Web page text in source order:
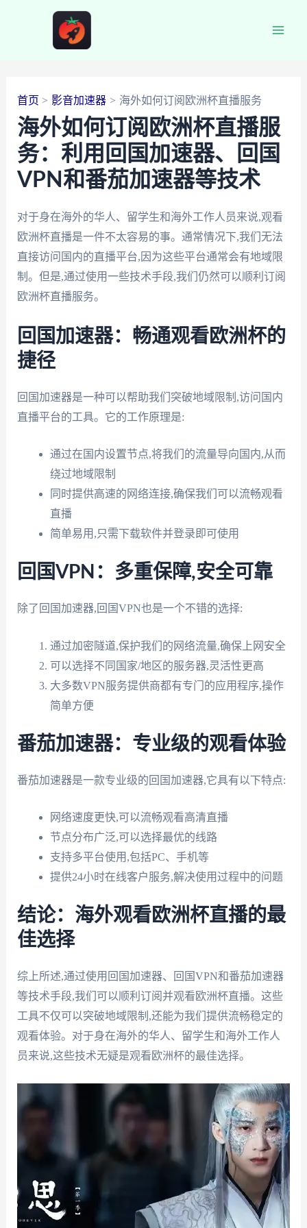
首页 影音加速器 海外如何订阅欧洲杯直播服务
海外如何订阅欧洲杯直播服
务：利用回国加速器、回国
VPN和番茄加速器等技术
对于身在海外的华人、留学生和海外工作人员来说,观看
欧洲杯直播是一件不太容易的事。通常情况下,我们无法
直接访问国内的直播平台,因为这些平台通常会有地域限
制。但是,通过使用一些技术手段,我们仍然可以顺利订阅
欧洲杯直播服务。
回国加速器：畅通观看欧洲杯的
捷径
回国加速器是一种可以帮助我们突破地域限制,访问国内
直播平台的工具。它的工作原理是:
通过在国内设置节点,将我们的流量导向国内,从而
绕过地域限制
同时提供高速的网络连接,确保我们可以流畅观看
直播
简单易用,只需下载软件并登录即可使用
回国VPN：多重保障,安全可靠
除了回国加速器,回国VPN也是一个不错的选择:
通过加密隧道,保护我们的网络流量,确保上网安全
可以选择不同国家/地区的服务器,灵活性更高
大多数VPN服务提供商都有专门的应用程序,操作
简单方便
番茄加速器：专业级的观看体验
番茄加速器是一款专业级的回国加速器,它具有以下特点:
网络速度更快,可以流畅观看高清直播
节点分布广泛,可以选择最优的线路
支持多平台使用,包括PC、手机等
提供24小时在线客户服务,解决使用过程中的问题
结论：海外观看欧洲杯直播的最
佳选择
综上所述,通过使用回国加速器、回国VPN和番茄加速器
等技术手段,我们可以顺利订阅并观看欧洲杯直播。这些
工具不仅可以突破地域限制,还能为我们提供流畅稳定的
观看体验。对于身在海外的华人、留学生和海外工作人
员来说,这些技术无疑是观看欧洲杯的最佳选择。